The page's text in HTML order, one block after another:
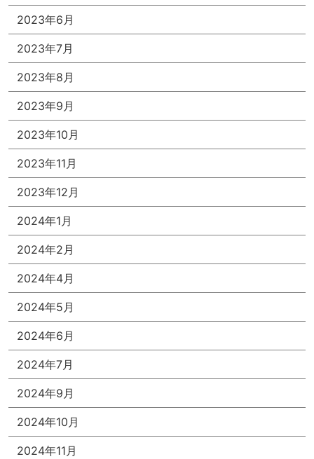
2023年6月
2023年7月
2023年8月
2023年9月
2023年10月
2023年11月
2023年12月
2024年1月
2024年2月
2024年4月
2024年5月
2024年6月
2024年7月
2024年9月
2024年10月
2024年11月